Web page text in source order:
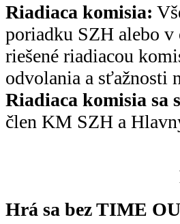
Riadiaca komisia:
poriadku SZH alebo
riešené riadiacou
odvolania a sťažnosti
Riadiaca komisia sa
člen KM SZH a
Hrá sa bez TIME